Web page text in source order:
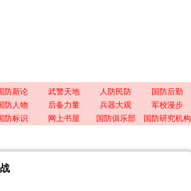
防新论 武警天地 人防民防 国防后勤
防人物 后备力量 兵器大观 军校漫步
防标识 网上书屋 国防俱乐部 国防研究机构